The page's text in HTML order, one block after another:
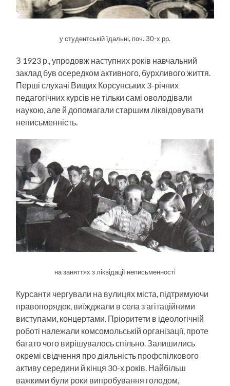
у студентській їдальні, поч. 30-х рр.
З 1923 р., упродовж наступних років навчальний
заклад був осередком активного, бурхливого життя.
Перші слухачі Вищих Корсунських 3-річних
педагогічних курсів не тільки самі оволодівали
наукою, але й допомагали старшим ліквідовувати
неписьменність.
на заняттях з ліквідації неписьменності
Курсанти чергували на вулицях міста, підтримуючи
правопорядок, виїжджали в села з агітаційними
виступами, концертами. Пріоритети в ідеологічній
роботі належали комсомольській організації, проте
багато чого вирішувалось спільно. Залишились
окремі свідчення про діяльність профспілкового
активу середини й кінця 30-х років. Найбільш
важкими були роки випробування голодом,